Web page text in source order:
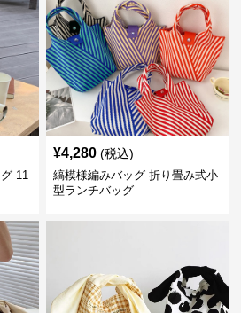
11
¥4,280 (税込)
縞模様編みバッグ 折り畳み式小
型ランチバッグ